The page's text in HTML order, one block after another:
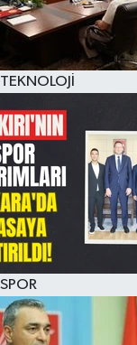
TEKNOLOJİ
SPOR